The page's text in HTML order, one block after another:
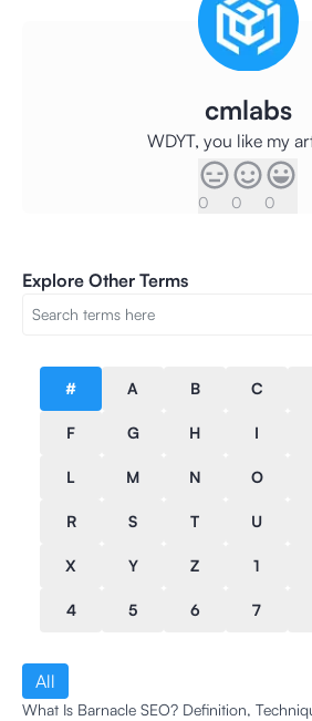
cmlabs
WDYT, you like my
0 0 0
Explore Other Terms
# A B C
F G H I
L M N O
R S T U
X Y Z 1
4 5 6 7
All
What Is Barnacle SEO? Definition,